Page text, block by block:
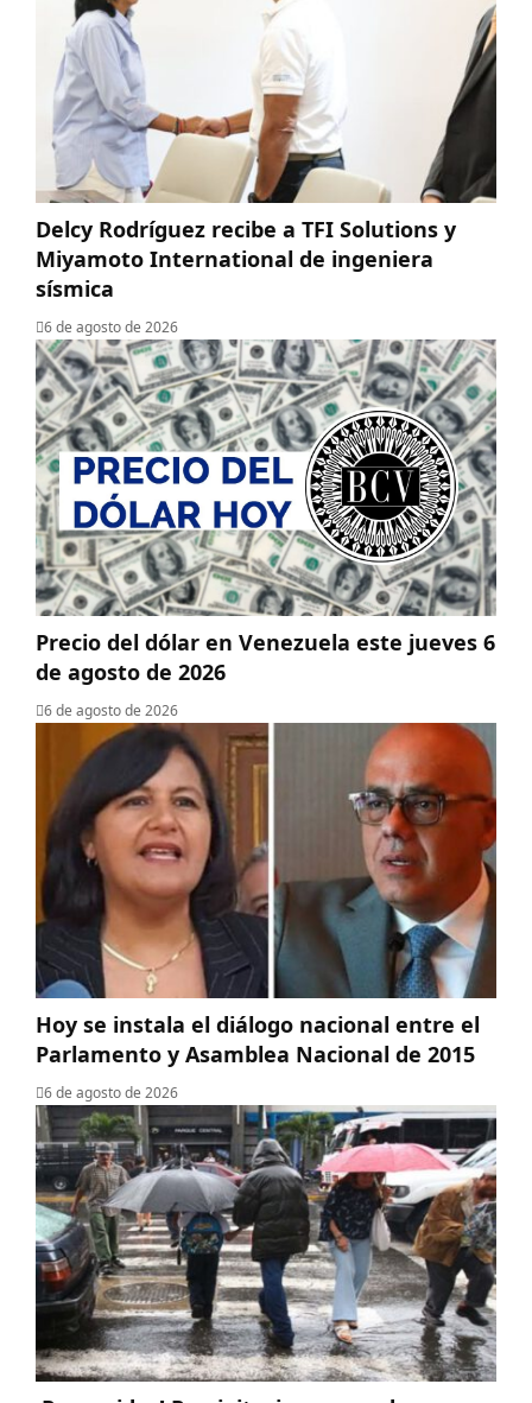
Delcy Rodríguez recibe a TFI Solutions y
Miyamoto International de ingeniera
sísmica
6 de agosto de 2026
Precio del dólar en Venezuela este jueves 6
de agosto de 2026
6 de agosto de 2026
Hoy se instala el diálogo nacional entre el
Parlamento y Asamblea Nacional de 2015
6 de agosto de 2026